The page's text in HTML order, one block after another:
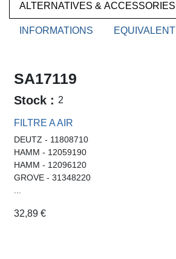
ALTERNATIVES & ACCESSORIES
INFORMATIONS EQUIVALENT
SA17119
Stock : 2
FILTRE A AIR
DEUTZ - 11808710
HAMM - 12059190
HAMM - 12096120
GROVE - 31348220
...
32,89 €